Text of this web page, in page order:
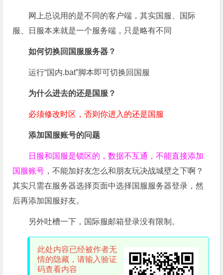
网上总说用的是不同的客户端，其实国服、国际
服、日服本来就是一个服务端，只是略有不同
如何切换回国服服务器？
运行“国内.bat”脚本即可切换回国服
为什么进去的还是国服？
必须修改时区，否则你进入的还是国服
添加国服账号的问题
日服和国服是锁区的，数据不互通，不能直接添加
国服账号 ，不能加好友怎么和朋友玩决战城壁之下啊？
其实只需在服务器选择页面中选择国服服务器登录，然
后再添加国服好友。
另外吐槽一下，国际服邮箱登录没有限制。
此处内容已经被作者无
情的隐藏，请输入验证
码查看内容